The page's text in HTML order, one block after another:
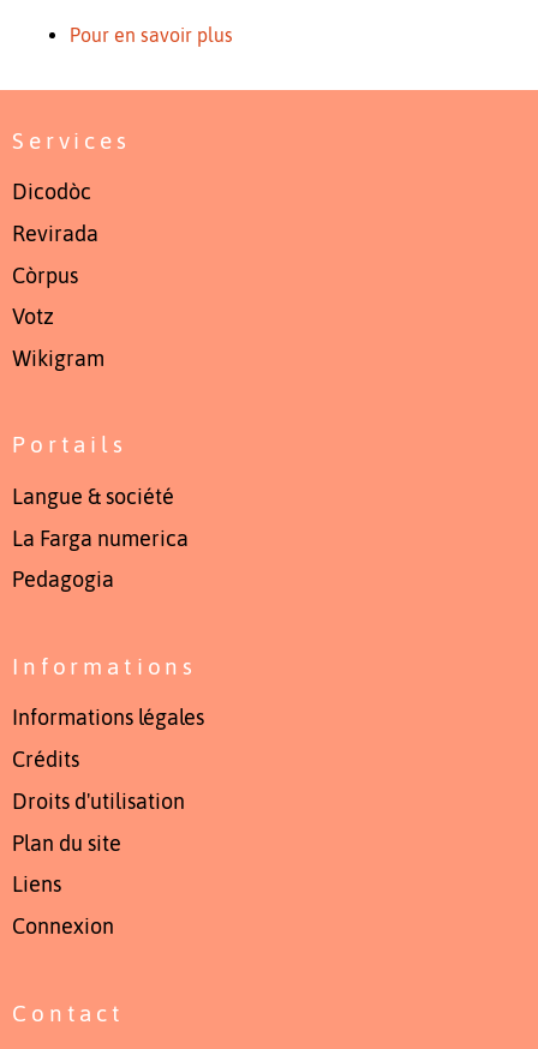
Pour en savoir plus
Services
Dicodòc
Revirada
Còrpus
Votz
Wikigram
Portails
Langue & société
La Farga numerica
Pedagogia
Informations
Informations légales
Crédits
Droits d'utilisation
Plan du site
Liens
Connexion
Contact